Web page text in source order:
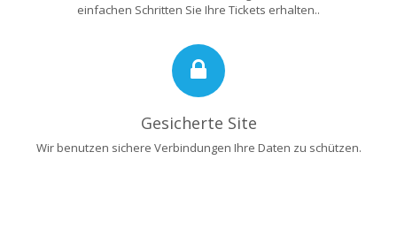
einfachen Schritten Sie Ihre Tickets erhalten..
Gesicherte Site
Wir benutzen sichere Verbindungen Ihre Daten zu schützen.